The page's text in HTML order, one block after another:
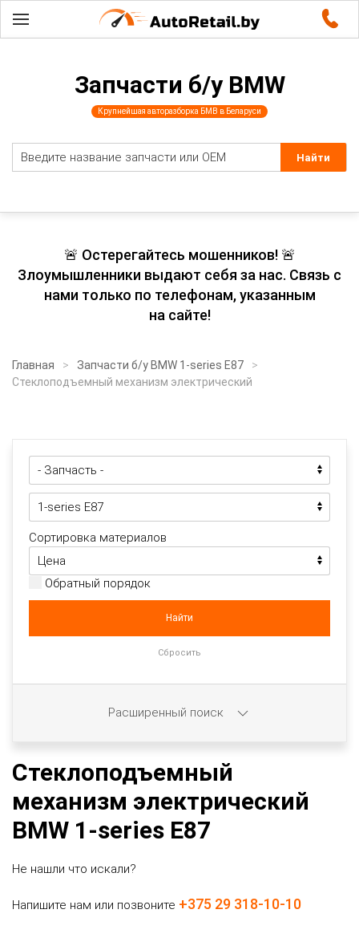
Запчасти б/у BMW
Крупнейшая авторазборка БМВ в Беларуси
🚨 Остерегайтесь мошенников! 🚨
Злоумышленники выдают себя за нас. Связь с
нами только по телефонам, указанным
на сайте!
Главная
Запчасти б/у BMW 1-series E87
Стеклоподъемный механизм электрический
Стеклоподъемный
механизм электрический
BMW 1-series E87
Не нашли что искали?
Напишите нам или позвоните +375 29 318-10-10
Сортировка материалов
Обратный порядок
Расширенный поиск